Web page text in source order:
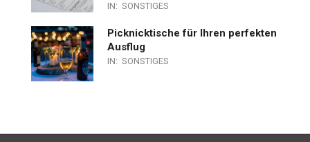
IN: SONSTIGES
Picknicktische für Ihren perfekten
Ausflug
IN: SONSTIGES